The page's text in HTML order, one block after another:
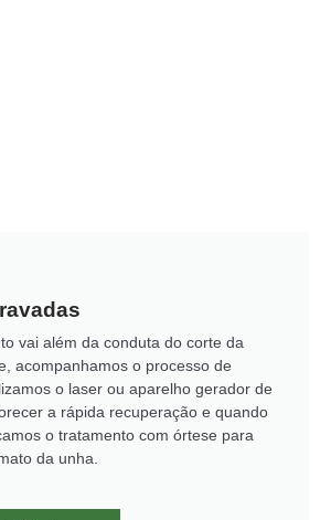
vai além da conduta do corte da
acompanhamos o processo de
o laser ou aparelho gerador de
a rápida recuperação e quando
o tratamento com órtese para
da unha.